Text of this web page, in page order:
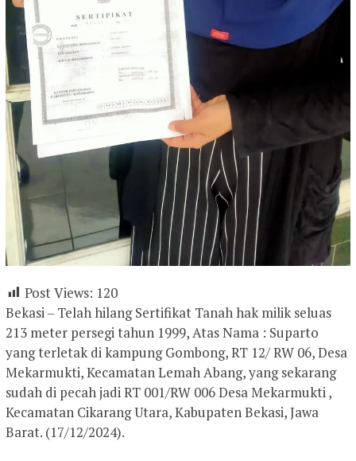
Post Views: 120
Bekasi – Telah hilang Sertifikat Tanah hak milik seluas
213 meter persegi tahun 1999, Atas Nama : Suparto
yang terletak di kampung Gombong, RT 12/ RW 06, Desa
Mekarmukti, Kecamatan Lemah Abang, yang sekarang
sudah di pecah jadi RT 001/RW 006 Desa Mekarmukti ,
Kecamatan Cikarang Utara, Kabupaten Bekasi, Jawa
Barat. (17/12/2024).